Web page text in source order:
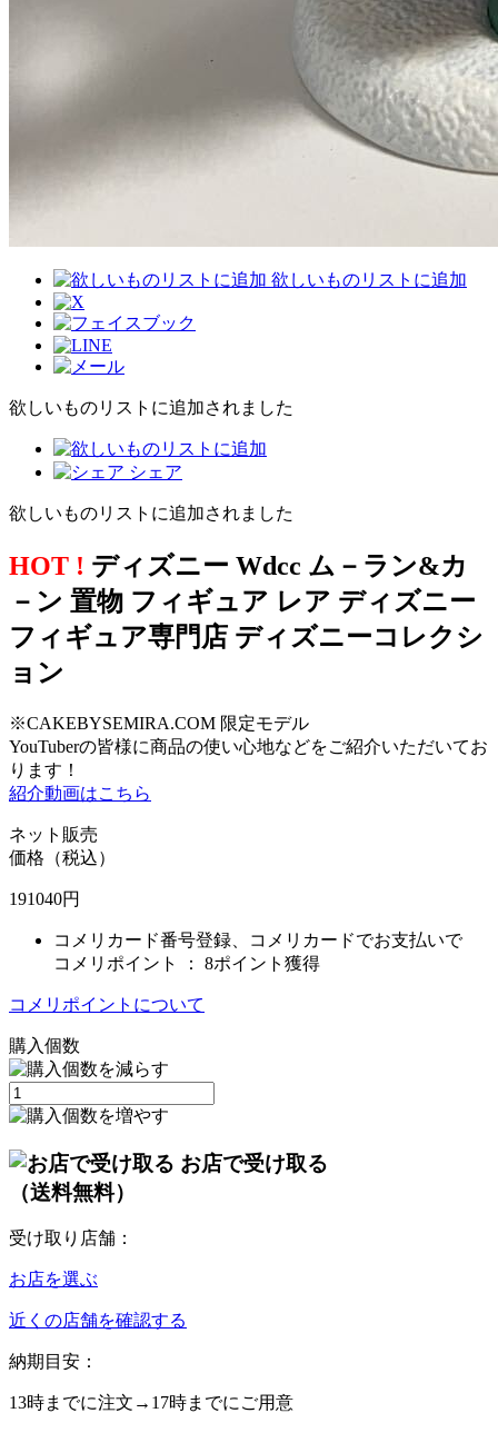
欲しいものリストに追加
欲しいものリストに追加されました
シェア
欲しいものリストに追加されました
HOT ! ディズニー Wdcc ム－ラン&カ
－ン 置物 フィギュア レア ディズニー
フィギュア専門店 ディズニーコレクシ
ョン
※CAKEBYSEMIRA.COM 限定モデル
YouTuberの皆様に商品の使い心地などをご紹介いただいてお
ります！
紹介動画はこちら
ネット販売
価格（税込）
191040円
コメリカード番号登録、コメリカードでお支払いで
コメリポイント ： 8ポイント獲得
コメリポイントについて
購入個数
お店で受け取る
（送料無料）
受け取り店舗：
お店を選ぶ
近くの店舗を確認する
納期目安：
13時までに注文→ 17時までにご用意